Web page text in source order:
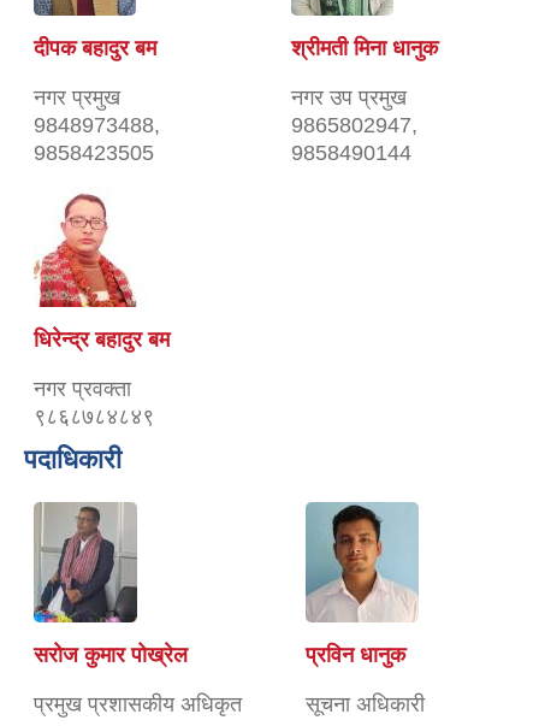
दीपक बहादुर बम
नगर प्रमुख
9848973488,
9858423505
श्रीमती मिना धानुक
नगर उप प्रमुख
9865802947,
9858490144
धिरेन्द्र बहादुर बम
नगर प्रवक्ता
९८६८७८४८४९
पदाधिकारी
सरोज कुमार पोख्रेल
प्रमुख प्रशासकीय अधिकृत
प्रविन धानुक
सूचना अधिकारी